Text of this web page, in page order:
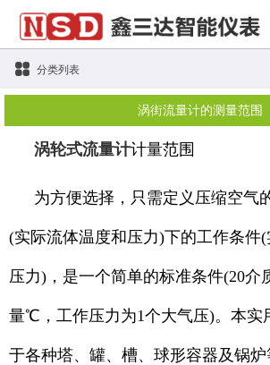
分类列表
涡街流量计的测量范围
涡轮式流量计计量范围
为方便选择，只需定义压缩空气
(实际流体温度和压力)下的工作条件
压力)，是一个简单的标准条件(20介
量℃，工作压力为1个大气压)。本实
于各种塔、罐、槽、球形容器及锅